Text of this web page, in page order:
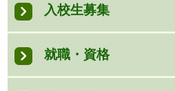
入校生募集
就職・資格